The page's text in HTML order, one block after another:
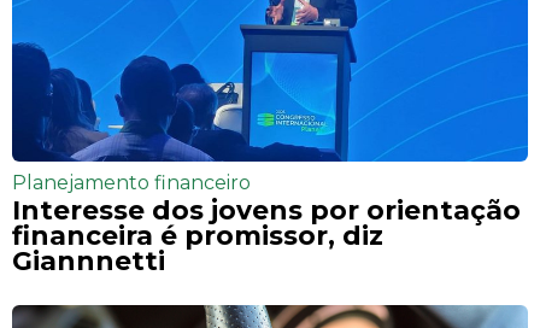
Planejamento financeiro
Interesse dos jovens por orientação
financeira é promissor, diz
Giannnetti